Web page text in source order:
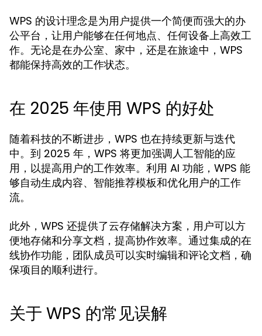
WPS 的设计理念是为用户提供一个简便而强大的办
公平台，让用户能够在任何地点、任何设备上高效工
作。无论是在办公室、家中，还是在旅途中，WPS
都能保持高效的工作状态。
在 2025 年使用 WPS 的好处
随着科技的不断进步，WPS 也在持续更新与迭代
中。到 2025 年，WPS 将更加强调人工智能的应
用，以提高用户的工作效率。利用 AI 功能，WPS 能
够自动生成内容、智能推荐模板和优化用户的工作
流。
此外，WPS 还提供了云存储解决方案，用户可以方
便地存储和分享文档，提高协作效率。通过集成的在
线协作功能，团队成员可以实时编辑和评论文档，确
保项目的顺利进行。
关于 WPS 的常见误解